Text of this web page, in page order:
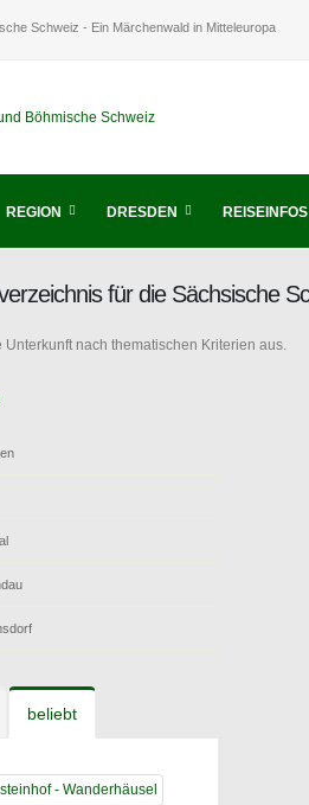
Schweiz - Ein Märchenwald in Mitteleuropa
REGION DRESDEN REISEINFOS
für die Sächsische
Unterkunft nach thematischen Kriterien aus.
beliebt